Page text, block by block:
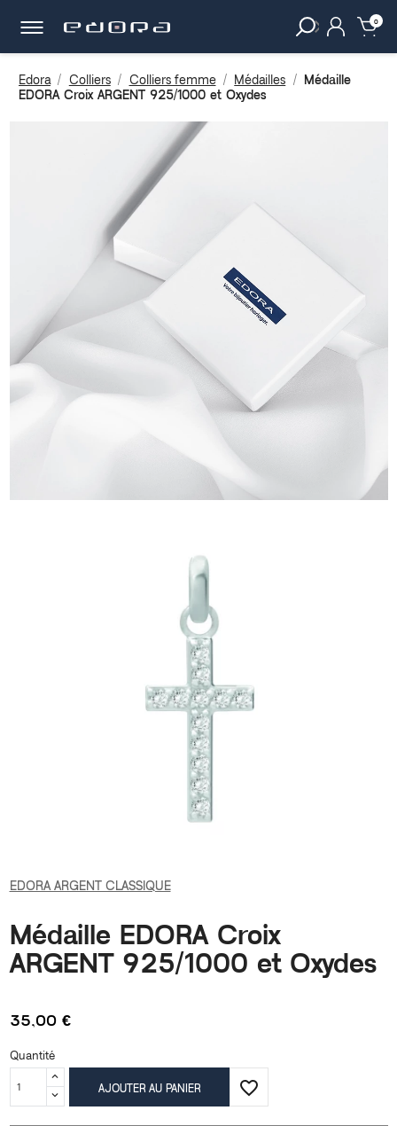
clear 0
Edora Colliers Colliers femme Médailles
Médaille
EDORA Croix ARGENT 925/1000 et Oxydes
EDORA ARGENT CLASSIQUE
Médaille EDORA Croix
ARGENT 925/1000 et Oxydes
35,00 €
Quantité
AJOUTER AU PANIER favorite_border